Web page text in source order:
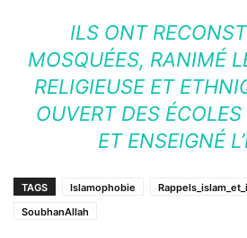
ILS ONT
MOSQUÉES, RANIMÉ
RELIGIEUSE ET
OUVERT DES
ET ENSEIGNÉ
TAGS Islamophobie
SoubhanAllah